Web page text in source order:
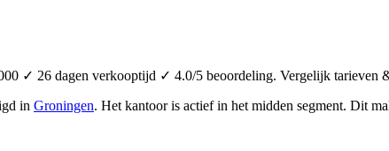
✓ 26 dagen verkooptijd ✓ 4.0/5 beoordeling. Vergelijk tarieven
in Groningen. Het kantoor is actief in het midden segment. Dit